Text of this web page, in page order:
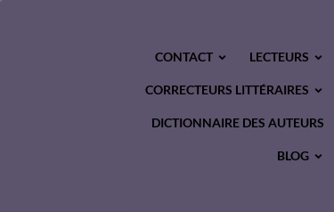
CONTACT LECTEURS
CORRECTEURS LITTÉRAIRES
DICTIONNAIRE DES AUTEURS
BLOG